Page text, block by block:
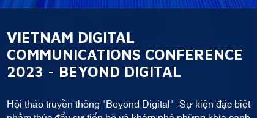
VIETNAM DIGITAL
COMMUNICATIONS CONFERENCE
2023 - BEYOND DIGITAL
Hội thảo truyền thông "Beyond Digital" -Sự kiện đặc biệt